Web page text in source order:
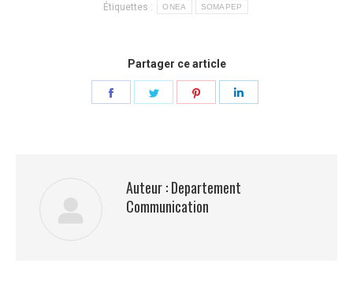
Étiquettes : ONEA SOMAPEP
Partager ce article
Partager Partager Partager
Auteur :Departement
Communication